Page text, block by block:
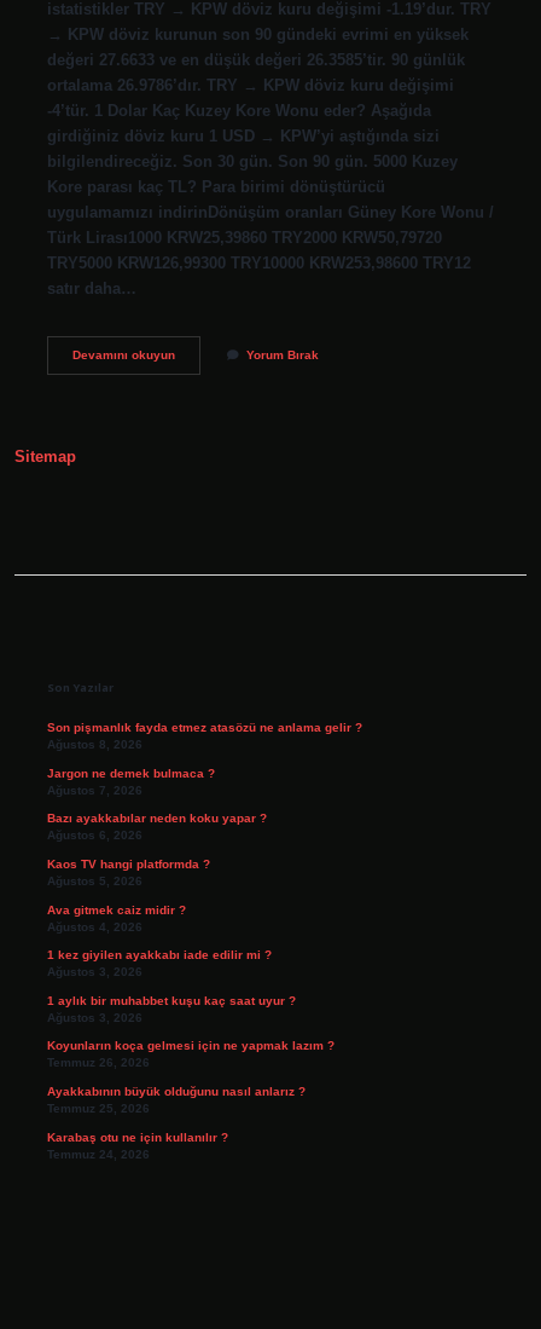
istatistikler TRY → KPW döviz kuru değişimi -1.19’dur. TRY
→ KPW döviz kurunun son 90 gündeki evrimi en yüksek
değeri 27.6633 ve en düşük değeri 26.3585’tir. 90 günlük
ortalama 26.9786’dır. TRY → KPW döviz kuru değişimi
-4’tür. 1 Dolar Kaç Kuzey Kore Wonu eder? Aşağıda
girdiğiniz döviz kuru 1 USD → KPW’yi aştığında sizi
bilgilendireceğiz. Son 30 gün. Son 90 gün. 5000 Kuzey
Kore parası kaç TL? Para birimi dönüştürücü
uygulamamızı indirinDönüşüm oranları Güney Kore Wonu /
Türk Lirası1000 KRW25,39860 TRY2000 KRW50,79720
TRY5000 KRW126,99300 TRY10000 KRW253,98600 TRY12
satır daha…
Devamını okuyunKuzey
Yorum Bırak
Sitemap
Son Yazılar
Son pişmanlık fayda etmez atasözü ne anlama gelir ?
Ağustos 8, 2026
Jargon ne demek bulmaca ?
Ağustos 7, 2026
Bazı ayakkabılar neden koku yapar ?
Ağustos 6, 2026
Kaos TV hangi platformda ?
Ağustos 5, 2026
Ava gitmek caiz midir ?
Ağustos 4, 2026
1 kez giyilen ayakkabı iade edilir mi ?
Ağustos 3, 2026
1 aylık bir muhabbet kuşu kaç saat uyur ?
Ağustos 3, 2026
Koyunların koça gelmesi için ne yapmak lazım ?
Temmuz 26, 2026
Ayakkabının büyük olduğunu nasıl anlarız ?
Temmuz 25, 2026
Karabaş otu ne için kullanılır ?
Temmuz 24, 2026